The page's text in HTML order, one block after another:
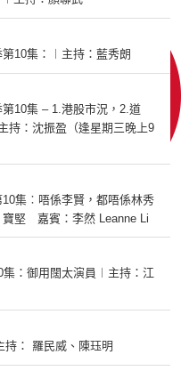
10集：︱主持：藍秀朗
第10集 – 1.港股市況，2.道
持：沈振盈（逢星期三晚上9
10集︰唔係李賢，都唔係林秀
寶堅 嘉賓：李然 Leanne Li
集：御用闊太演員︱主持：江
持： 羅民威、陳珏明